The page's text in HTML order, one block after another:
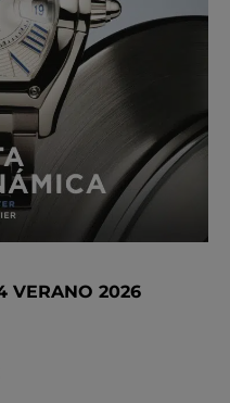
VERANO 2026